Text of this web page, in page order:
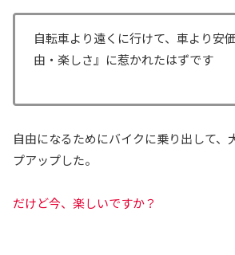
自転車より遠くに行けて、車より安
由・楽しさ』に惹かれたはずです
自由になるためにバイクに乗り出して、
プアップした。
だけど今、楽しいですか？